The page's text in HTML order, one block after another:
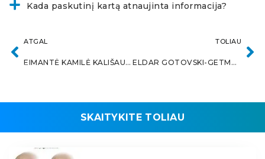
Kada paskutinį kartą atnaujinta informacija?
ATGAL
EIMANTĖ KAMILĖ KALIŠAUSKIENĖ
TOLIAU
ELDAR GOTOVSKI-GETMAN
SKAITYKITE TOLIAU